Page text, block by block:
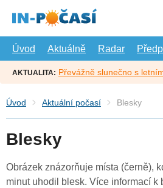
hlavní
Úvod
Aktuálně Radar
AKTUALITA: Převážně slunečno s
Úvod Aktuální počasí Blesky
Blesky
Obrázek znázorňuje místa (černě),
minut uhodil blesk. Více informací k